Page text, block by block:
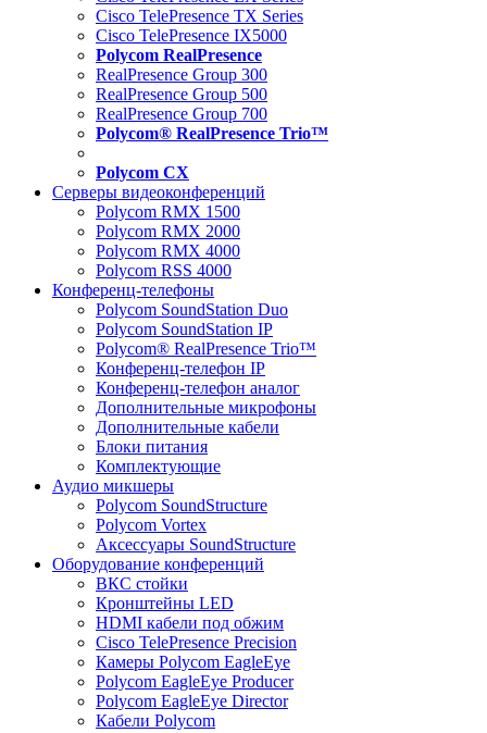
Cisco TelePresence TX Series
Cisco TelePresence IX5000
Polycom RealPresence
RealPresence Group 300
RealPresence Group 500
RealPresence Group 700
Polycom® RealPresence Trio™
Polycom CX
Серверы видеоконференций
Polycom RMX 1500
Polycom RMX 2000
Polycom RMX 4000
Polycom RSS 4000
Конференц-телефоны
Polycom SoundStation Duo
Polycom SoundStation IP
Polycom® RealPresence Trio™
Конференц-телефон IP
Конференц-телефон аналог
Дополнительные микрофоны
Дополнительные кабели
Блоки питания
Комплектующие
Аудио микшеры
Polycom SoundStructure
Polycom Vortex
Аксессуары SoundStructure
Оборудование конференций
ВКС стойки
Кронштейны LED
HDMI кабели под обжим
Cisco TelePresence Precision
Камеры Polycom EagleEye
Polycom EagleEye Producer
Polycom EagleEye Director
Кабели Polycom